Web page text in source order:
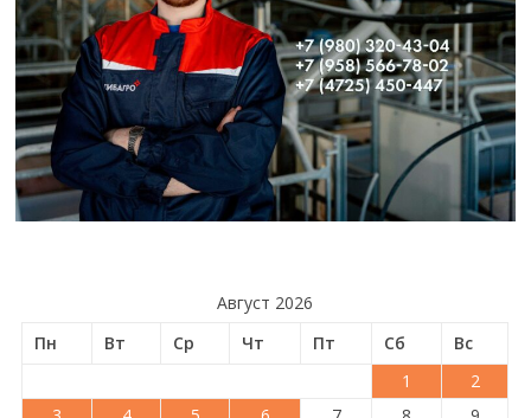
Август 2026
Пн
Вт Ср Чт Пт Сб
Вс
1
2